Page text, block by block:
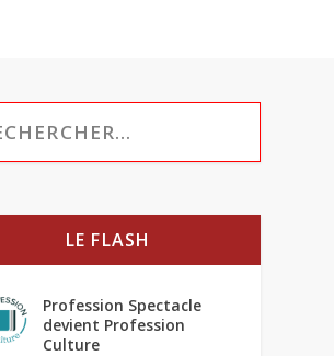
LE FLASH
Profession Spectacle
devient Profession
Culture